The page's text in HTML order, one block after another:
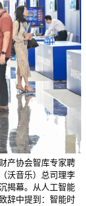
产协会智库专家聘
沃音乐）总司理李
揭幕。从人工智能
辞中提到：智能时